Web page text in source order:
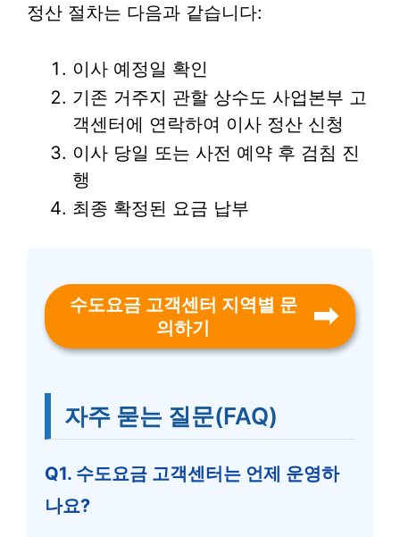
정산 절차는 다음과 같습니다:
이사 예정일 확인
기존 거주지 관할 상수도 사업본부 고
객센터에 연락하여 이사 정산 신청
이사 당일 또는 사전 예약 후 검침 진
행
최종 확정된 요금 납부
수도요금 고객센터 지역별 문
의하기
자주 묻는 질문(FAQ)
Q1. 수도요금 고객센터는 언제 운영하
나요?